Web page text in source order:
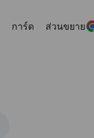
การ์ด ส่วนขยาย